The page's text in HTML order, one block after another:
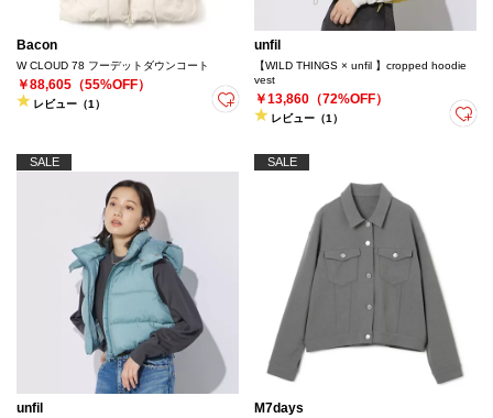
Bacon
W CLOUD 78 フーデットダウンコート
￥88,605（55%OFF）
レビュー（1）
unfil
【WILD THINGS × unfil 】cropped hoodie
vest
￥13,860（72%OFF）
レビュー（1）
SALE
unfil
SALE
M7days